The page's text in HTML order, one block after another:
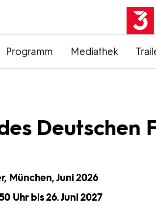
Programm Mediathek
Deutschen
München, Juni 2026
Uhr bis 26. Juni 2027